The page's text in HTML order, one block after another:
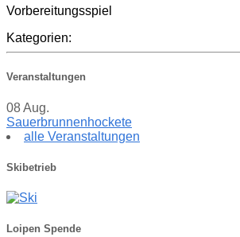
Vorbereitungsspiel
Kategorien:
Veranstaltungen
08Aug.
Sauerbrunnenhockete
alle Veranstaltungen
Skibetrieb
Loipen Spende